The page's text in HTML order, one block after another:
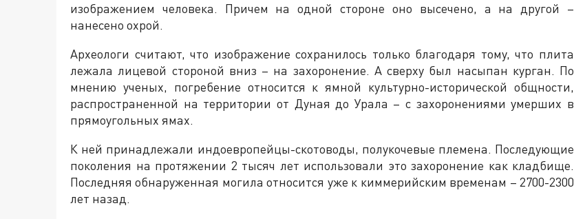
изображением человека. Причем на одной стороне оно высечено, а на другой –
нанесено охрой.
Археологи считают, что изображение сохранилось только благодаря тому, что плита
лежала лицевой стороной вниз – на захоронение. А сверху был насыпан курган. По
мнению ученых, погребение относится к ямной культурно-исторической общности,
распространенной на территории от Дуная до Урала – с захоронениями умерших в
прямоугольных ямах.
К ней принадлежали индоевропейцы-скотоводы, полукочевые племена. Последующие
поколения на протяжении 2 тысяч лет использовали это захоронение как кладбище.
Последняя обнаруженная могила относится уже к киммерийским временам – 2700-2300
лет назад.